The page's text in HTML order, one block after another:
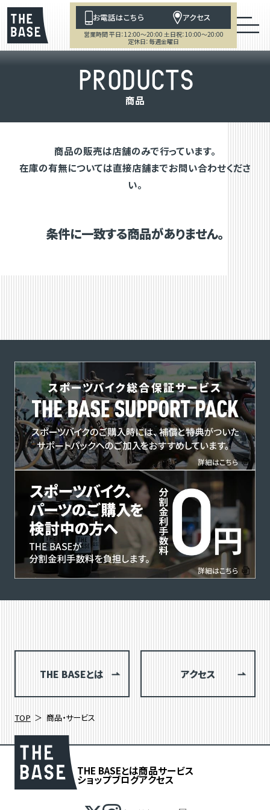
お電話はこちら アクセス
営業時間 平日：12:00～20:00 土日祝：10:00～20:00
定休日：毎週金曜日
PRODUCTS
商品
商品の販売は店舗のみで行っています。
在庫の有無については直接店舗までお問い合わせくださ
い。
条件に一致する商品がありません。
THE BASEとは アクセス
TOP 商品・サービス
THE BASEとは商品サービス
ショップブログアクセス